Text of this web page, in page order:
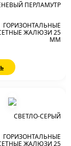
ПЕРЛАМУТР
ГОРИЗОНТАЛЬНЫЕ
ЖАЛЮЗИ 25
ММ
СВЕТЛО-СЕРЫЙ
ГОРИЗОНТАЛЬНЫЕ
ЖАЛЮЗИ 25